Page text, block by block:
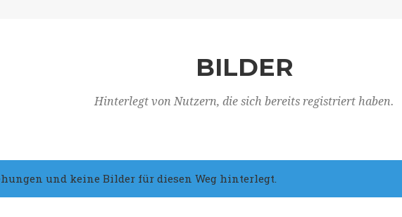
BILDER
Hinterlegt von Nutzern, die sich bereits registriert haben.
und keine Bilder für diesen Weg hinterlegt.